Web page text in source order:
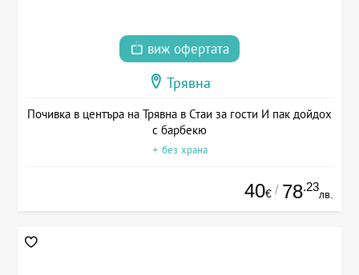
виж офертата
Трявна
Почивка в центъра на Трявна в Стаи за гости И пак дойдох
с барбекю
+ без храна
40€ / 78.23
лв.